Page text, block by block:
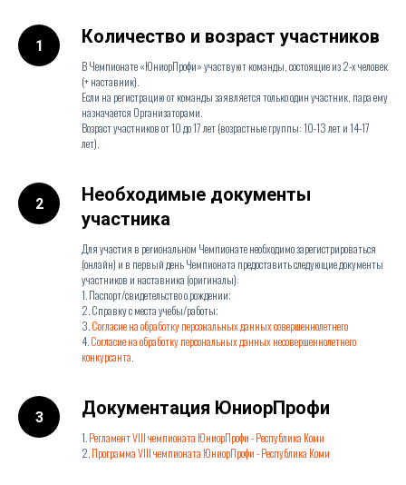
Количество и возраст участников
В Чемпионате «ЮниорПрофи» участвуют команды, состоящие из 2-х человек
(+ наставник).
Если на регистрацию от команды заявляется только один участник, пара ему
назначается Организаторами.
Возраст участников от 10 до 17 лет (возрастные группы: 10-13 лет и 14-17
лет).
Необходимые документы
участника
Для участия в региональном Чемпионате необходимо зарегистрироваться
(онлайн) и в первый день Чемпионата предоставить следующие документы
участников и наставника (оригиналы):
1. Паспорт/свидетельство о рождении;
2. Справку с места учебы/работы;
3.Согласие на обработку персональных данных совершеннолетнего
4.Согласие на обработку персональных данных несовершеннолетнего
конкурсанта.
Документация ЮниорПрофи
1.Регламент VIII чемпионата ЮниорПрофи - Республика Коми
2.Программа VIII чемпионата ЮниорПрофи - Республика Коми